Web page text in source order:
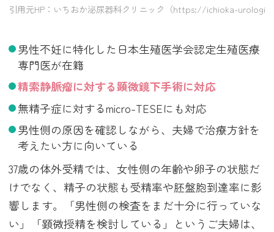
引用元HP：いちおか泌尿器科クリニック（https://ichioka-
男性不妊に特化した日本生殖医学会認定生殖医療
専門医が在籍
精索静脈瘤に対する顕微鏡下手術に対応
無精子症に対するmicro-TESEにも対応
男性側の原因を確認しながら、夫婦で治療方針を
考えたい方に向いている
37歳の体外受精では、女性側の年齢や卵子の状態だ
けでなく、精子の状態も受精率や胚盤胞到達率に影
響します。「男性側の検査をまだ十分に行っていな
い」「顕微授精を検討している」というご夫婦は、